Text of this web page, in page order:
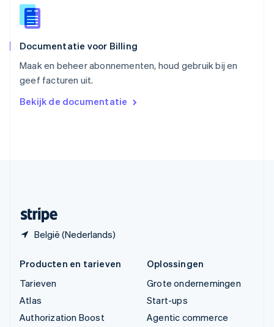
Documentatie voor Billing
Maak en beheer abonnementen, houd gebruik bij en
geef facturen uit.
Bekijk de documentatie
België (Nederlands)
Español
Thailand
Tsjechië
Vasteland van China
简体中文English
English
Producten en tarieven
Tarieven
Atlas
Authorization Boost
Oplossingen
Grote ondernemingen
Start-ups
Agentic commerce